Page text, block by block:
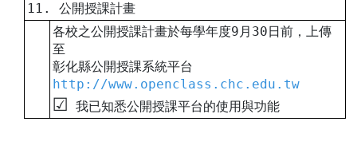
11. 公開授課計畫
各校之公開授課計畫於每學年度9月30日前，上傳
至
彰化縣公開授課系統平台
http://www.openclass.chc.edu.tw
☑︎ 我已知悉公開授課平台的使用與功能